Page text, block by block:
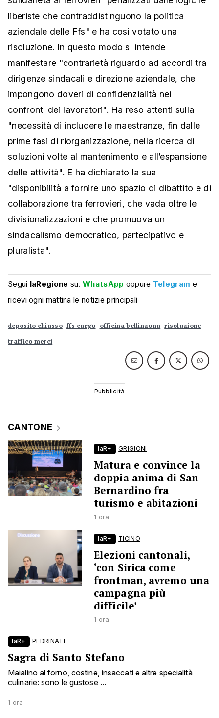
liberiste che contraddistinguono la politica
aziendale delle Ffs" e ha così votato una
risoluzione. In questo modo si intende
manifestare "contrarietà riguardo ad accordi tra
dirigenze sindacali e direzione aziendale, che
impongono doveri di confidenzialità nei
confronti dei lavoratori". Ha reso attenti sulla
"necessità di includere le maestranze, fin dalle
prime fasi di riorganizzazione, nella ricerca di
soluzioni volte al mantenimento e all’espansione
delle attività". E ha dichiarato la sua
"disponibilità a fornire uno spazio di dibattito e di
collaborazione tra ferrovieri, che vada oltre le
divisionalizzazioni e che promuova un
sindacalismo democratico, partecipativo e
pluralista".
Segui laRegione su:WhatsApp oppure Telegram e
ricevi ogni mattina le notizie principali
deposito chiasso ffs cargo officina bellinzona risoluzione
traffico merci
CANTONE
laR+ GRIGIONI
Matura e convince la
doppia anima di San
Bernardino fra
turismo e abitazioni
1 ora
laR+ TICINO
Elezioni cantonali,
‘con Sirica come
frontman, avremo una
campagna più
difficile’
1 ora
laR+ PEDRINATE
Sagra di Santo Stefano
Maialino al forno, costine, insaccati e altre specialità
culinarie: sono le gustose ...
1 ora